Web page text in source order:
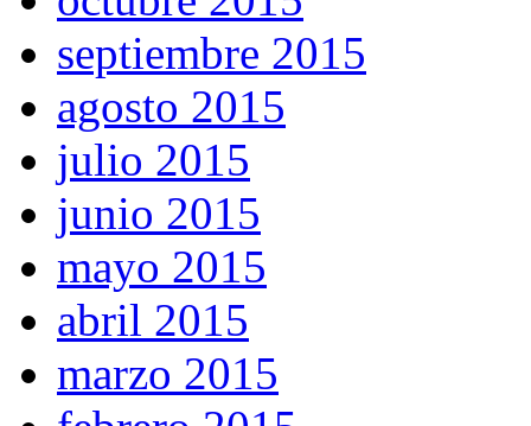
septiembre 2015
agosto 2015
julio 2015
junio 2015
mayo 2015
abril 2015
marzo 2015